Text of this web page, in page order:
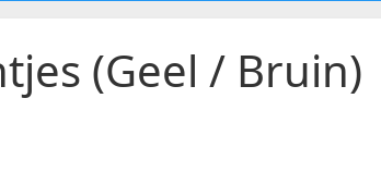
(Geel / Bruin)